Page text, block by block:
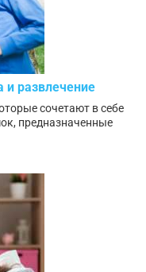
и развлечение
сочетают в себе
предназначенные